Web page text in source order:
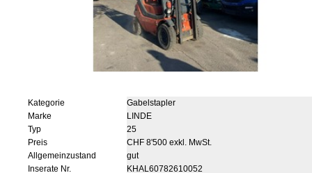
Kategorie
Gabelstapler
Marke
LINDE
Typ
25
Preis
CHF 8'500 exkl. MwSt.
Allgemeinzustand
gut
Inserate Nr.
KHAL60782610052